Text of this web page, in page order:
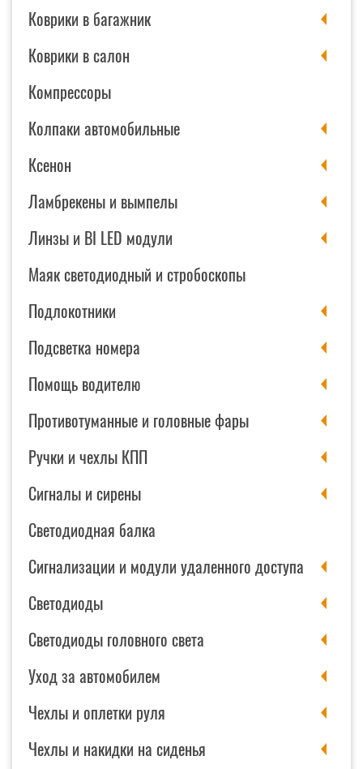
Коврики в багажник
Коврики в салон
Компрессоры
Колпаки автомобильные
Ксенон
Ламбрекены и вымпелы
Линзы и BI LED модули
Маяк светодиодный и стробоскопы
Подлокотники
Подсветка номера
Помощь водителю
Противотуманные и головные фары
Ручки и чехлы КПП
Сигналы и сирены
Светодиодная балка
Сигнализации и модули удаленного доступа
Светодиоды
Светодиоды головного света
Уход за автомобилем
Чехлы и оплетки руля
Чехлы и накидки на сиденья